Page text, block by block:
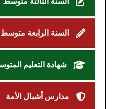
السنة الرابعة متوسط
شهادة التعليم
مدارس أشبال الأمة